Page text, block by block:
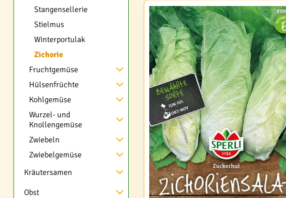
Stangensellerie
Stielmus
Winterportulak
Zichorie
Fruchtgemüse
Hülsenfrüchte
Kohlgemüse
Wurzel- und
Knollengemüse
Zwiebeln
Zwiebelgemüse
Kräutersamen
Obst